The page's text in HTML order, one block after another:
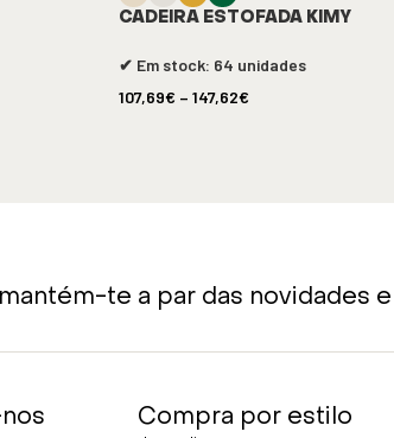
CADEIRA ESTOFADA KIMY
✔ Em stock: 64 unidades
107,69€ – 147,62€
te a par das novidades e
Compra por estilo